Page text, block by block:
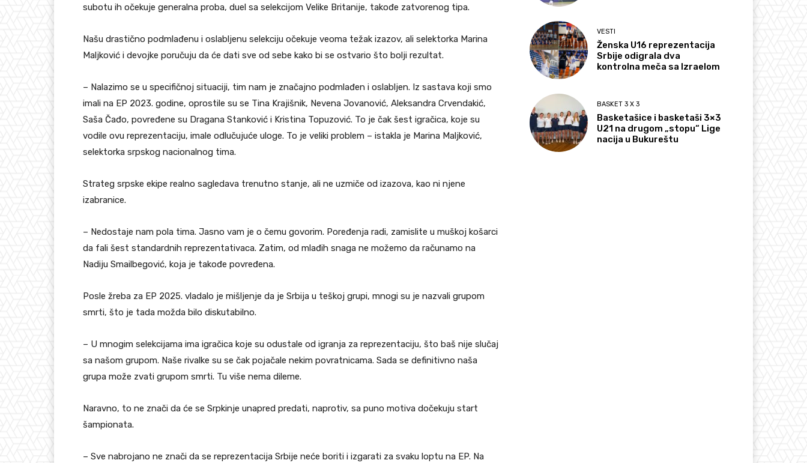
subotu ih očekuje generalna proba, duel sa selekcijom Velike Britanije, takođe zatvorenog tipa.
Našu drastično podmlađenu i oslabljenu selekciju očekuje veoma težak izazov, ali selektorka Marina
Maljković i devojke poručuju da će dati sve od sebe kako bi se ostvario što bolji rezultat.
– Nalazimo se u specifičnoj situaciji, tim nam je značajno podmlađen i oslabljen. Iz sastava koji smo
imali na EP 2023. godine, oprostile su se Tina Krajišnik, Nevena Jovanović, Aleksandra Crvendakić,
Saša Čađo, povređene su Dragana Stanković i Kristina Topuzović. To je čak šest igračica, koje su
vodile ovu reprezentaciju, imale odlučujuće uloge. To je veliki problem – istakla je Marina Maljković,
selektorka srpskog nacionalnog tima.
Strateg srpske ekipe realno sagledava trenutno stanje, ali ne uzmiče od izazova, kao ni njene
izabranice.
– Nedostaje nam pola tima. Jasno vam je o čemu govorim. Poređenja radi, zamislite u muškoj košarci
da fali šest standardnih reprezentativaca. Zatim, od mlađih snaga ne možemo da računamo na
Nadiju Smailbegović, koja je takođe povređena.
Posle žreba za EP 2025. vladalo je mišljenje da je Srbija u teškoj grupi, mnogi su je nazvali grupom
smrti, što je tada možda bilo diskutabilno.
– U mnogim selekcijama ima igračica koje su odustale od igranja za reprezentaciju, što baš nije slučaj
sa našom grupom. Naše rivalke su se čak pojačale nekim povratnicama. Sada se definitivno naša
grupa može zvati grupom smrti. Tu više nema dileme.
Naravno, to ne znači da će se Srpkinje unapred predati, naprotiv, sa puno motiva dočekuju start
šampionata.
– Sve nabrojano ne znači da se reprezentacija Srbije neće boriti i izgarati za svaku loptu na EP. Na
VESTI
Ženska U16 reprezentacija
Srbije odigrala dva
kontrolna meča sa Izraelom
BASKET 3 X 3
Basketašice i basketaši 3×3
U21 na drugom „stopu“ Lige
nacija u Bukureštu